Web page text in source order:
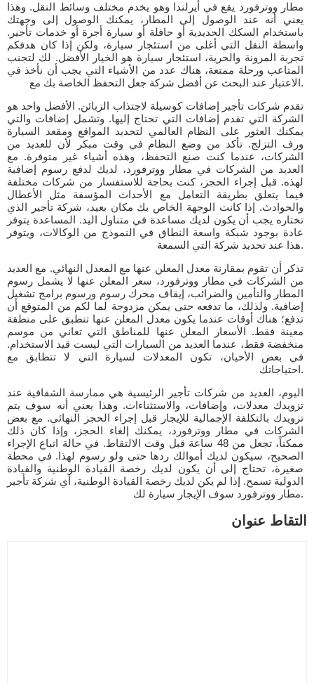
مطار ووترفورد يقع في أيرلندا وهو يخدم مختلف وسائط النقل. وهذا
يعني أنه عند الوصول إلى المطار، يمكنك الوصول إلى وجهتك
باستخدام السكك الحديدية أو حافلة أو سيارة أجرة أو خدمات تأجير.
واسطة النقل التي أغلى من استئجار سيارة، ولكن إذا كان هدفكم
تجربة المرونة والحرية، استئجار سيارة هو الخيار الأفضل. لك لتجنب
المتاعب ورحلة ممتعة، هناك عدد من الأشياء التي يجب أن نأخذ في
الاعتبار عند البحث عن أفضل شركة جعل التحفظ الخاصة بك مع.
تقدم شركات تأجير إضافات كوسيلة لاجتذاب الزبائن. الأفضل واحد هو
الشركة التي تقدم إضافات التي تحتاج إليها. وتشمل إضافات والتي
يمكنك العثور على النظام العالمي لتحديد المواقع ومقعد السيارة
ورف التزلج. تأكد من وضع النظام في وقت مبكر لأن للعديد من
الشركات، عندما كنت صنع التحفظ، وهذه أشياء غير متوفرة. مع
العديد من الشركات في مطار ووترفورد، لديك لدفع رسوم إضافية
لهذه. قبل إجراء الحجز، كنت بحاجة للاستفسار من شركات مختلفة
فيما يتعلق بطريقة التعامل مع الأحداث المؤسفة مثل الأعطال
والحوادث. إذا كانت الوجهة الخاص بك مكان بعيد، شركة تأجير الذي
تختاره يجب أن يكون لديك مساعدة في متناول اليد. المساعدة يتوفر
عادة بوجود شبكة واسعة النطاق في النموذج من الوكالات، ويتوفر
هذا عند تحديد شركة التي السمعة.
تذكر أن تقوم بمقارنة معدل المعلن عنها مع المعدل النهائي. مع العديد
من الشركات في مطار ووترفورد، سعر المعلن عنها لا يشمل رسوم
المطار والتأمين والضرائب، إيقاف محرك رسوم ورسوم برامج تشغيل
إضافية. ولذلك، ما تدفعه حتى يمكن مزدوجة لما لكم من المتوقع أن
تدفع؛ هناك أوقات عندما يكون معدل المعلن عنها تنطبق على منطقة
معينة فقط. الأسعار المعلن عنها للمناطق التي تعاني من موسم
منخفضة فقط، عندما العديد من السيارات التي ليست قيد الاستخدام.
في بعض الأحيان، تكون المعدلات لسيارة التي لا تتطابق مع
احتياجاتك.
اليوم، العديد من شركات تأجير الرئيسية هي ممارسة الشفافية عند
تزويدك معدلات، وإضافات، والاستثناءات. وهذا يعني أنه سوف يتم
تزويدك بالتكلفة الإجمالية للإيجار قبل إجراء الحجز النهائي. مع بعض
الشركات في مطار ووترفورد، يمكنك إلغاء الحجز، وإذا كان ذلك
ممكناً، تجعل من 48 ساعة قبل وقت الالتقاط. في حالة اتباع الإجراء
الصحيح، سيكون لديك أموالك ردها حتى ولو رسوم لهذا. في محطة
صغيرة، تحتاج إلى أن يكون لديك رخصة القيادة الوطنية والقيادة
الدولية تسمح. إذا لم يكن لديك رخصة القيادة الوطنية، أي شركة تأجير
مطار ووترفورد سوف الإيجار سيارة لك.
التقاط عنوان